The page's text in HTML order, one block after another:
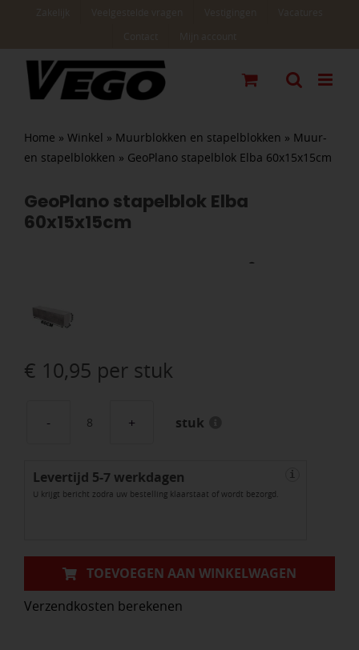
Home » Winkel » Muurblokken en stapelblokken » Muur-
en stapelblokken » GeoPlano stapelblok Elba 60x15x15cm
GeoPlano stapelblok Elba
60x15x15cm
€ 10,95 per stuk
GeoPlano
Elba
60x15x15cm
stuk
Levertijd 5-7 werkdagen
U krijgt bericht zodra uw bestelling klaarstaat of wordt bezorgd.
i
TOEVOEGEN AAN WINKELWAGEN
Verzendkosten berekenen